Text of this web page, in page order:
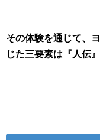
その体験を通じて、
じた三要素は『人伝